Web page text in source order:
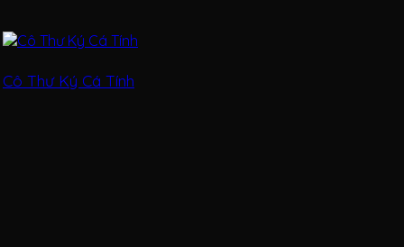
Cô Thư Ký Cá Tính